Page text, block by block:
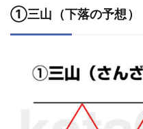
①三山（下落の予想）